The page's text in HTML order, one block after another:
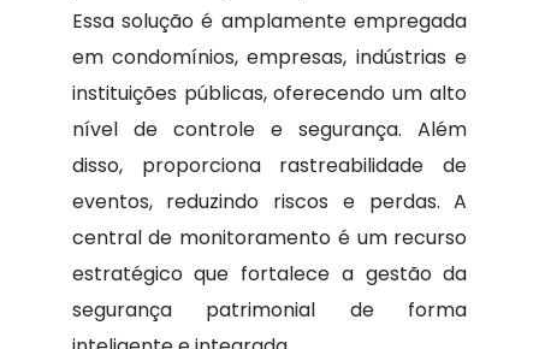
Essa solução é amplamente empregada
em condomínios, empresas, indústrias e
instituições públicas, oferecendo um alto
nível de controle e segurança. Além
disso, proporciona rastreabilidade de
eventos, reduzindo riscos e perdas. A
central de monitoramento é um recurso
estratégico que fortalece a gestão da
segurança patrimonial de forma